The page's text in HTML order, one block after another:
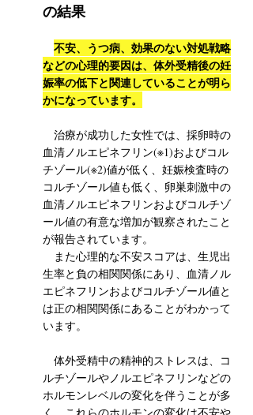
の結果
不安、うつ病、効果のない対処戦略
などの心理的要因は、体外受精後の妊
娠率の低下と関連していることが明ら
かになっています。
治療が成功した女性では、採卵時の
血清ノルエピネフリン(※1)およびコル
チゾール(※2)値が低く、妊娠検査時の
コルチゾール値も低く、卵巣刺激中の
血清ノルエピネフリンおよびコルチゾ
ール値の有意な増加が観察されたこと
が報告されています。
また心理的な不安スコアは、生児出
生率と負の相関関係にあり、血清ノル
エピネフリンおよびコルチゾール値と
は正の相関関係にあることがわかって
います。
体外受精中の精神的ストレスは、コ
ルチゾールやノルエピネフリンなどの
ホルモンレベルの変化を伴うことが多